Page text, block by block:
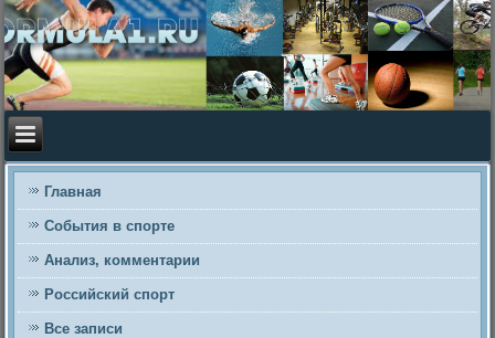
Главная
События в спорте
Анализ, комментарии
Российский спорт
Все записи